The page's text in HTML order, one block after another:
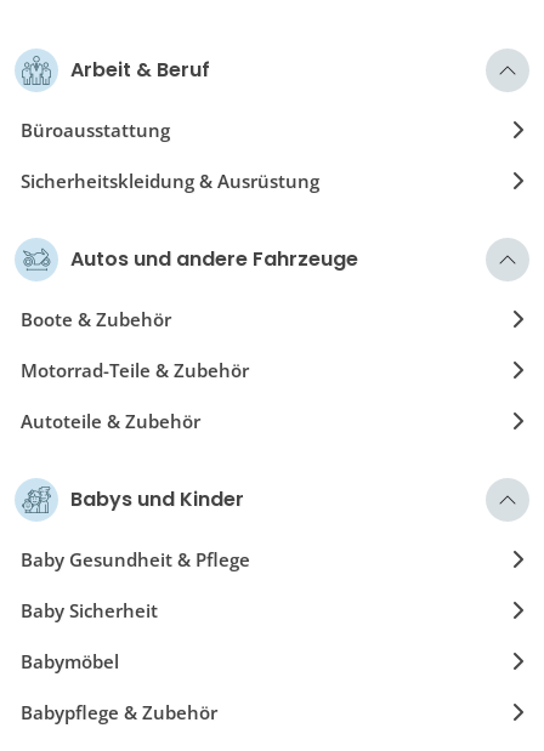
Arbeit & Beruf
Büroausstattung
Sicherheitskleidung & Ausrüstung
Autos und andere Fahrzeuge
Boote & Zubehör
Motorrad-Teile & Zubehör
Autoteile & Zubehör
Babys und Kinder
Baby Gesundheit & Pflege
Baby Sicherheit
Babymöbel
Babypflege & Zubehör